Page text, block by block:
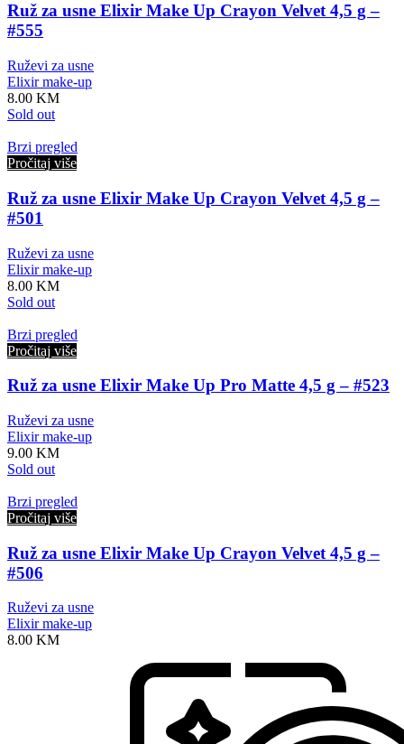
Ruž za usne Elixir Make Up Crayon Velvet 4,5 g –
#555
Ruževi za usne
Elixir make-up
8.00 KM
Sold out
Brzi pregled
Pročitaj više
Ruž za usne Elixir Make Up Crayon Velvet 4,5 g –
#501
Ruževi za usne
Elixir make-up
8.00 KM
Sold out
Brzi pregled
Pročitaj više
Ruž za usne Elixir Make Up Pro Matte 4,5 g – #523
Ruževi za usne
Elixir make-up
9.00 KM
Sold out
Brzi pregled
Pročitaj više
Ruž za usne Elixir Make Up Crayon Velvet 4,5 g –
#506
Ruževi za usne
Elixir make-up
8.00 KM